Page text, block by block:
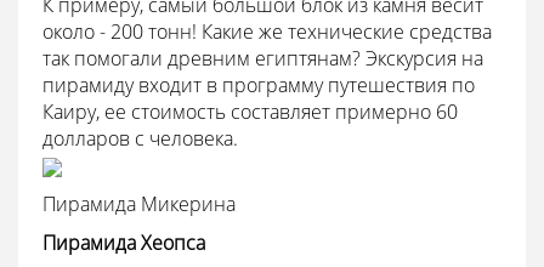
около - 200 тонн! Какие же технические средства
так помогали древним египтянам? Экскурсия на
пирамиду входит в программу путешествия по
Каиру, ее стоимость составляет примерно 60
долларов с человека.
Пирамида Микерина
Пирамида Хеопса